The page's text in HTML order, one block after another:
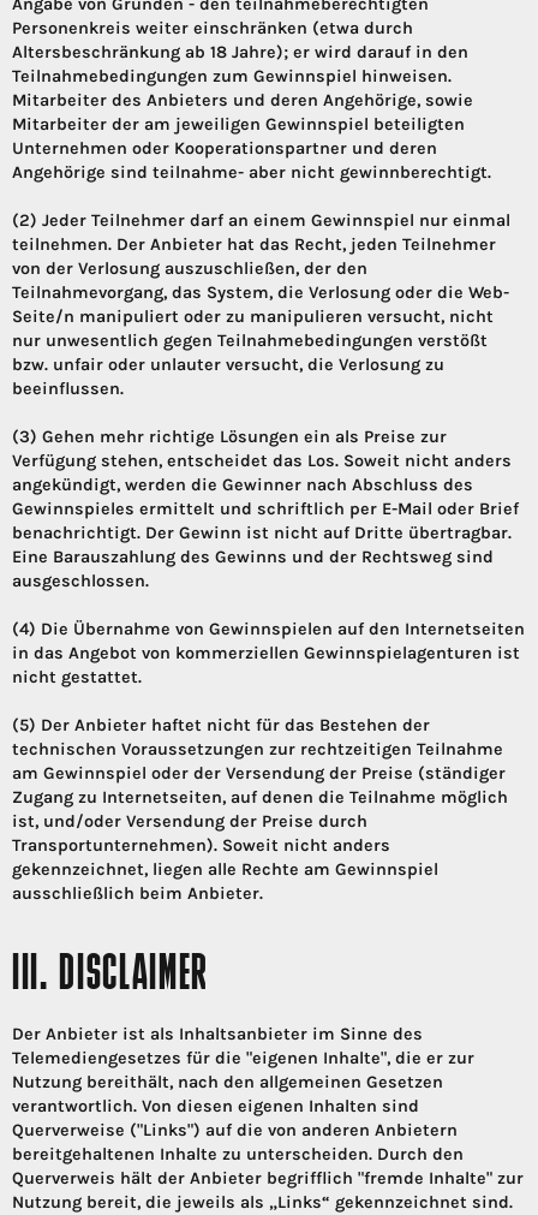
Angabe von Gründen - den teilnahmeberechtigten
Personenkreis weiter einschränken (etwa durch
Altersbeschränkung ab 18 Jahre); er wird darauf in den
Teilnahmebedingungen zum Gewinnspiel hinweisen.
Mitarbeiter des Anbieters und deren Angehörige, sowie
Mitarbeiter der am jeweiligen Gewinnspiel beteiligten
Unternehmen oder Kooperationspartner und deren
Angehörige sind teilnahme- aber nicht gewinnberechtigt.
(2) Jeder Teilnehmer darf an einem Gewinnspiel nur einmal
teilnehmen. Der Anbieter hat das Recht, jeden Teilnehmer
von der Verlosung auszuschließen, der den
Teilnahmevorgang, das System, die Verlosung oder die Web-
Seite/n manipuliert oder zu manipulieren versucht, nicht
nur unwesentlich gegen Teilnahmebedingungen verstößt
bzw. unfair oder unlauter versucht, die Verlosung zu
beeinflussen.
(3) Gehen mehr richtige Lösungen ein als Preise zur
Verfügung stehen, entscheidet das Los. Soweit nicht anders
angekündigt, werden die Gewinner nach Abschluss des
Gewinnspieles ermittelt und schriftlich per E-Mail oder Brief
benachrichtigt. Der Gewinn ist nicht auf Dritte übertragbar.
Eine Barauszahlung des Gewinns und der Rechtsweg sind
ausgeschlossen.
(4) Die Übernahme von Gewinnspielen auf den Internetseiten
in das Angebot von kommerziellen Gewinnspielagenturen ist
nicht gestattet.
(5) Der Anbieter haftet nicht für das Bestehen der
technischen Voraussetzungen zur rechtzeitigen Teilnahme
am Gewinnspiel oder der Versendung der Preise (ständiger
Zugang zu Internetseiten, auf denen die Teilnahme möglich
ist, und/oder Versendung der Preise durch
Transportunternehmen). Soweit nicht anders
gekennzeichnet, liegen alle Rechte am Gewinnspiel
ausschließlich beim Anbieter.
III. DISCLAIMER
Der Anbieter ist als Inhaltsanbieter im Sinne des
Telemediengesetzes für die "eigenen Inhalte", die er zur
Nutzung bereithält, nach den allgemeinen Gesetzen
verantwortlich. Von diesen eigenen Inhalten sind
Querverweise ("Links") auf die von anderen Anbietern
bereitgehaltenen Inhalte zu unterscheiden. Durch den
Querverweis hält der Anbieter begrifflich "fremde Inhalte" zur
Nutzung bereit, die jeweils als „Links“ gekennzeichnet sind.